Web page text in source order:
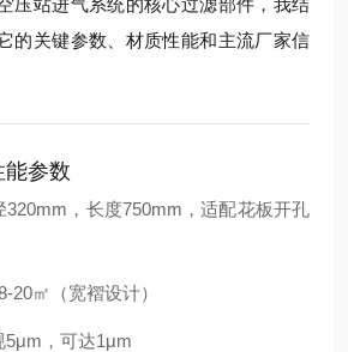
压站进气系统的核心过滤部件，我结
的关键参数、材质性能和主流厂家信
能参数
320mm，长度750mm，适配花板开孔
20㎡（宽褶设计）
5μm，可达1μm